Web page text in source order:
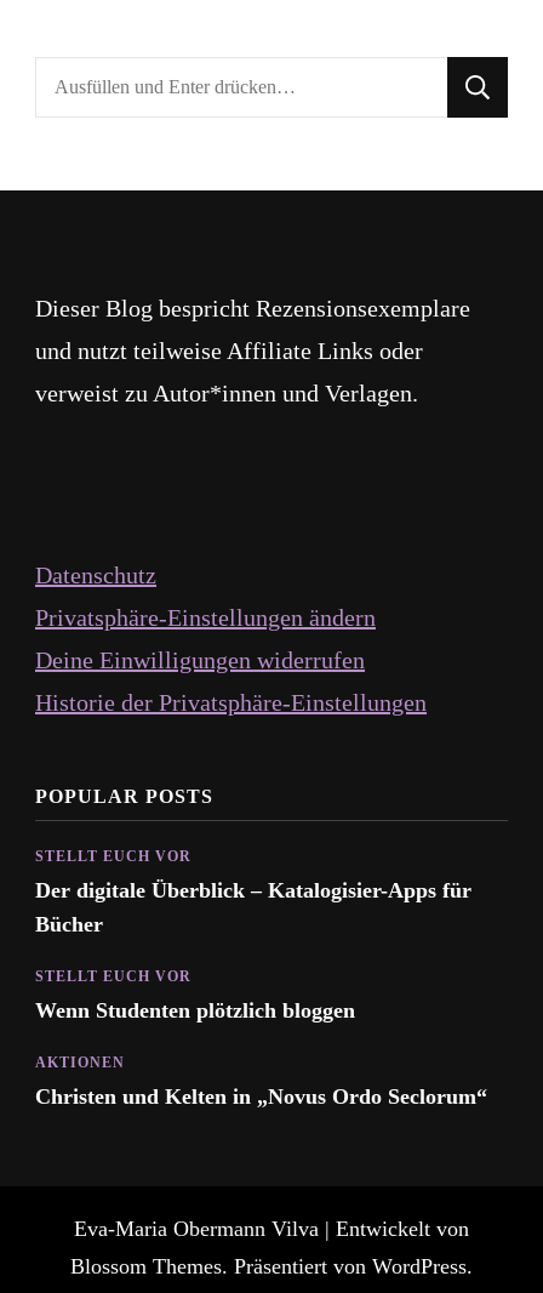
Suchst
du
Dieser Blog bespricht Rezensionsexemplare
und nutzt teilweise Affiliate Links oder
verweist zu Autor*innen und Verlagen.
Datenschutz
Privatsphäre-Einstellungen ändern
Deine Einwilligungen widerrufen
Historie der Privatsphäre-Einstellungen
POPULAR POSTS
STELLT EUCH VOR
Der digitale Überblick – Katalogisier-Apps für
Bücher
STELLT EUCH VOR
Wenn Studenten plötzlich bloggen
AKTIONEN
Christen und Kelten in „Novus Ordo Seclorum“
Eva-Maria Obermann Vilva | Entwickelt von
Blossom Themes. Präsentiert von WordPress.